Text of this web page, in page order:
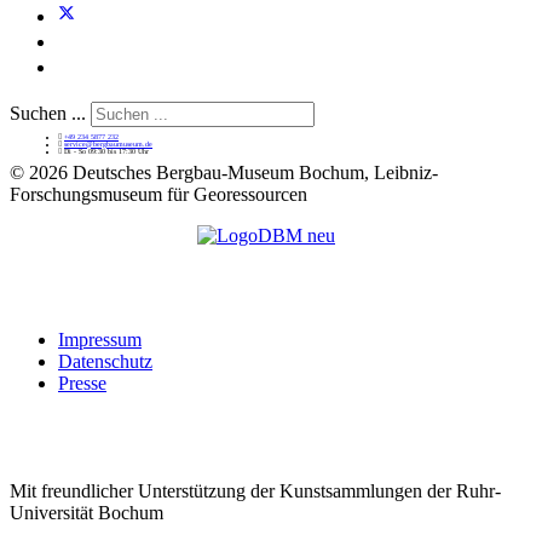
Suchen ...
+49 234 5877 232
service@bergbaumuseum.de
Di - So 09:30 bis 17:30 Uhr
© 2026 Deutsches Bergbau-Museum Bochum, Leibniz-
Forschungsmuseum für Georessourcen
Impressum
Datenschutz
Presse
Mit freundlicher Unterstützung der Kunstsammlungen der Ruhr-
Universität Bochum